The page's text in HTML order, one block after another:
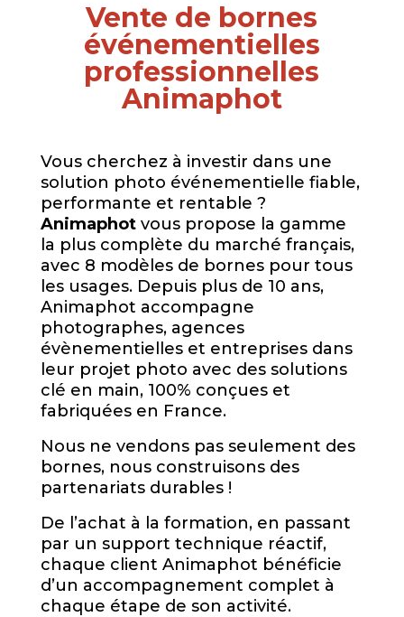
Vente de bornes
événementielles
professionnelles
Animaphot
Vous cherchez à investir dans une
solution photo événementielle fiable,
performante et rentable ?
Animaphotvous propose la gamme
la plus complète du marché français,
avec 8 modèles de bornes pour tous
les usages. Depuis plus de 10 ans,
Animaphot accompagne
photographes, agences
évènementielles et entreprises dans
leur projet photo avec des solutions
clé en main, 100% conçues et
fabriquées en France.
Nous ne vendons pas seulement des
bornes, nous construisons des
partenariats durables !
De l’achat à la formation, en passant
par un support technique réactif,
chaque client Animaphot bénéficie
d’un accompagnement complet à
chaque étape de son activité.